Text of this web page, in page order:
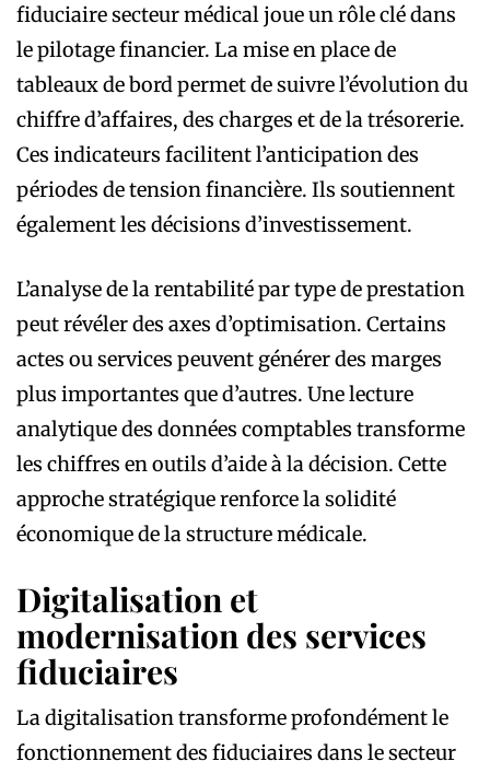
fiduciaire secteur médical joue un rôle clé dans
le pilotage financier. La mise en place de
tableaux de bord permet de suivre l’évolution du
chiffre d’affaires, des charges et de la trésorerie.
Ces indicateurs facilitent l’anticipation des
périodes de tension financière. Ils soutiennent
également les décisions d’investissement.
L’analyse de la rentabilité par type de prestation
peut révéler des axes d’optimisation. Certains
actes ou services peuvent générer des marges
plus importantes que d’autres. Une lecture
analytique des données comptables transforme
les chiffres en outils d’aide à la décision. Cette
approche stratégique renforce la solidité
économique de la structure médicale.
Digitalisation et
modernisation des services
fiduciaires
La digitalisation transforme profondément le
fonctionnement des fiduciaires dans le secteur